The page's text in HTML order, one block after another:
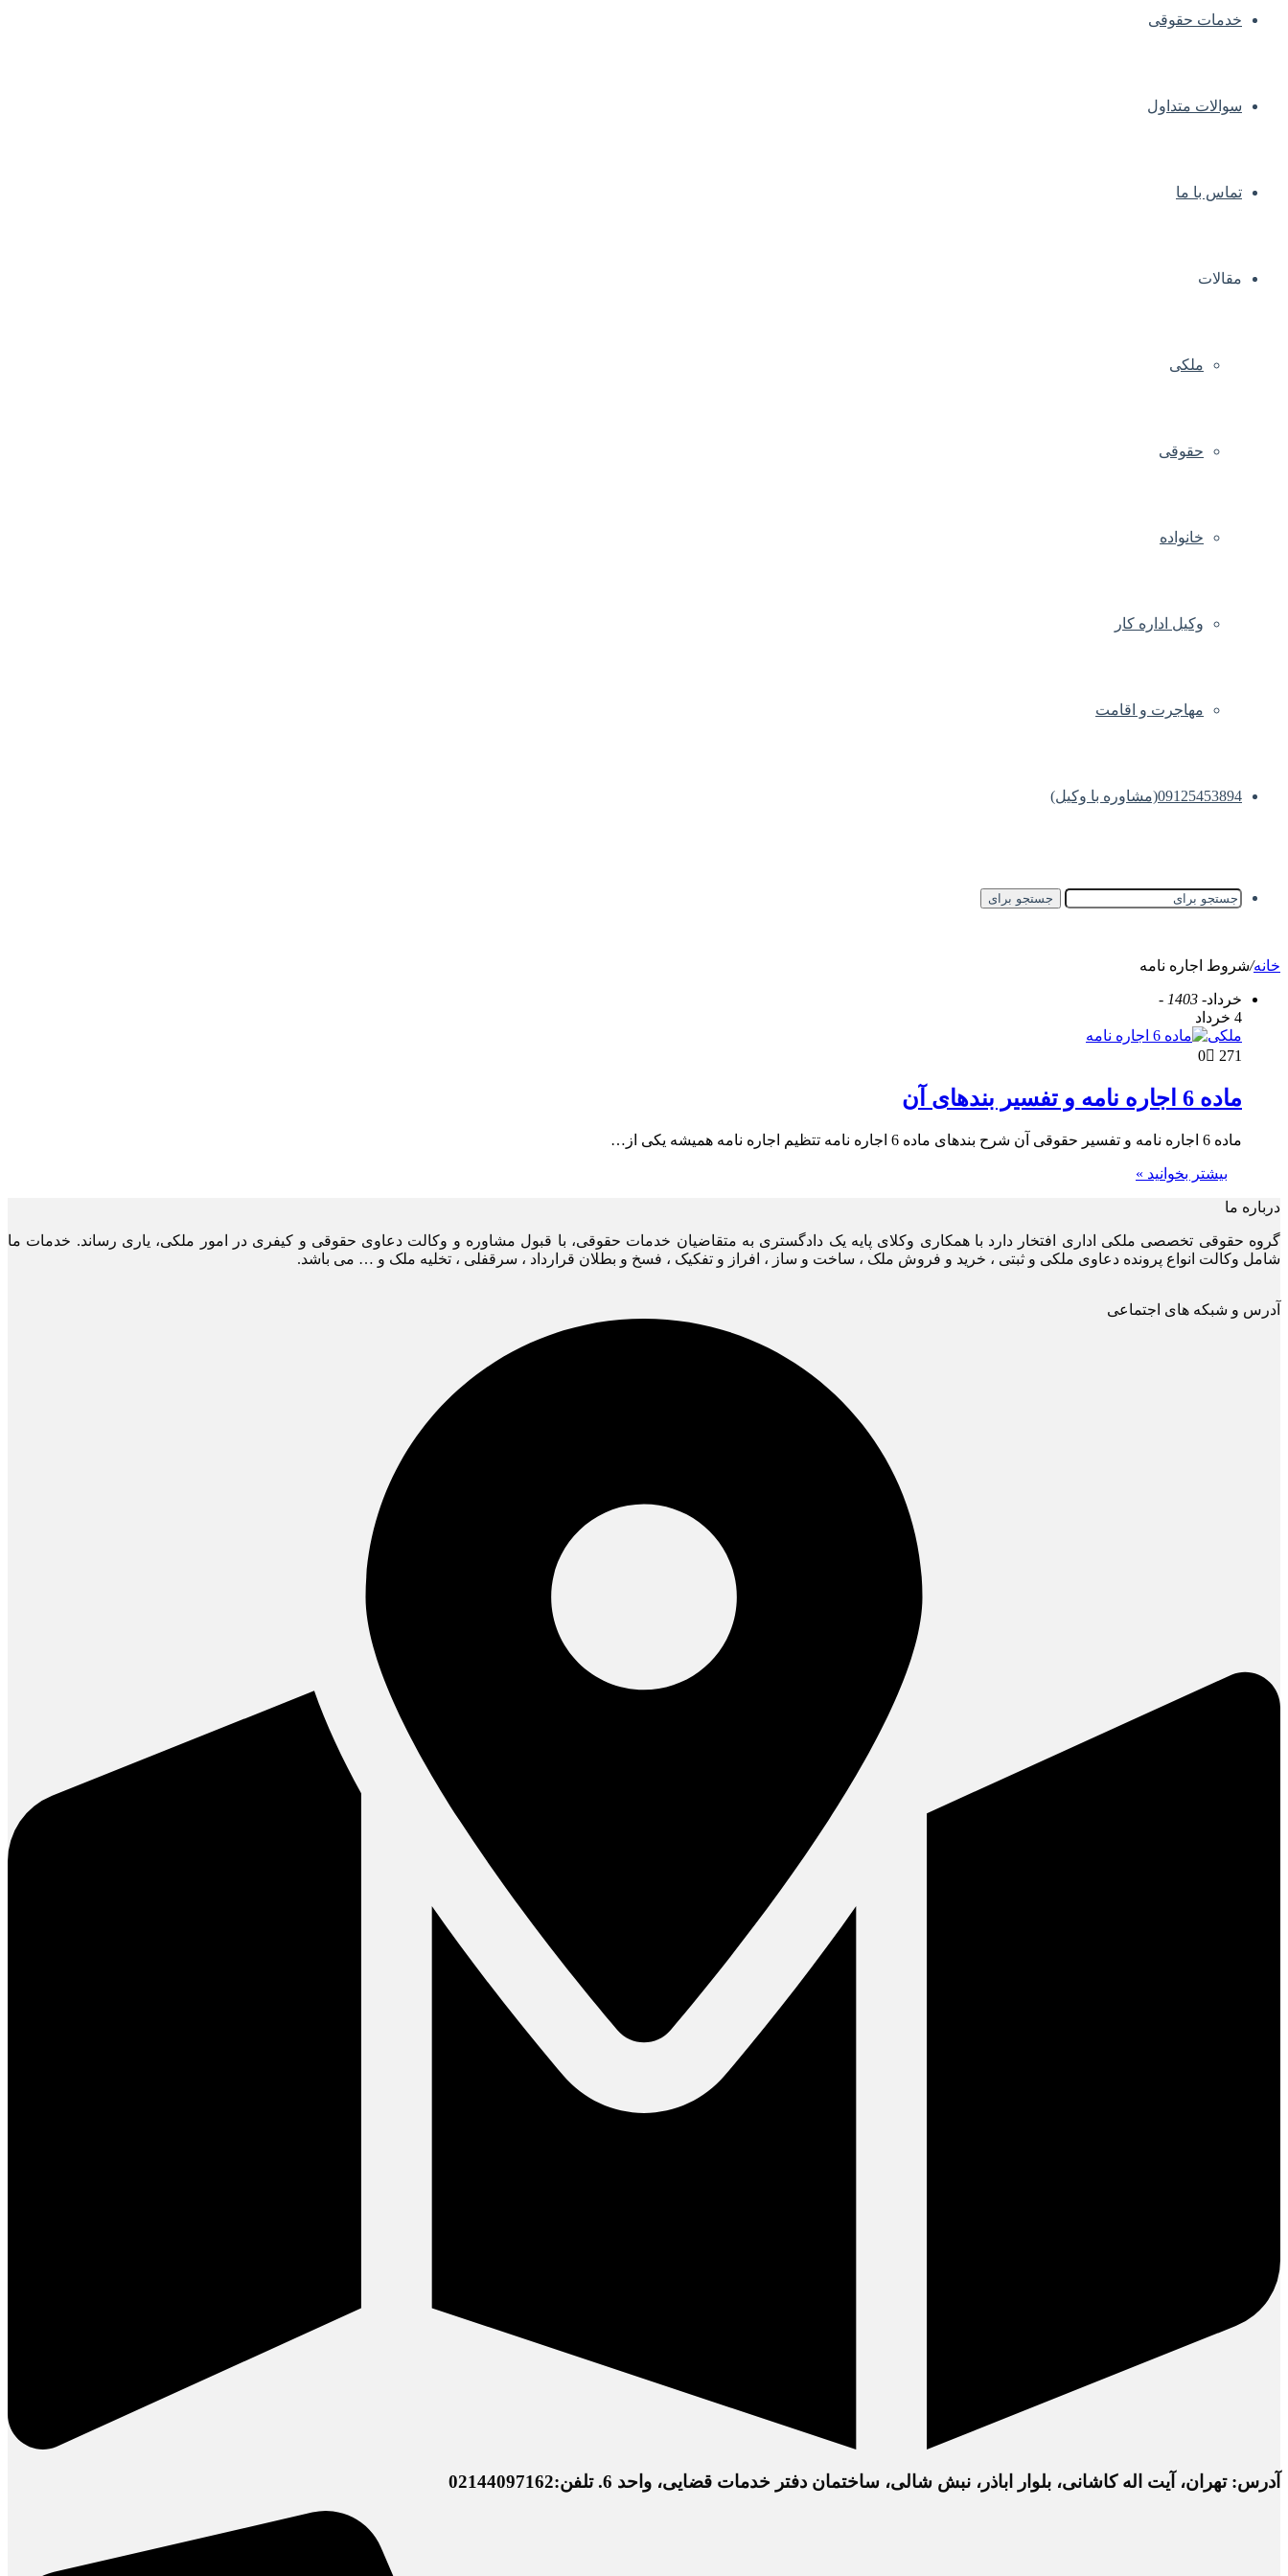
خدمات حقوقی
سوالات متداول
تماس با ما
مقالات
ملکی
حقوقی
خانواده
وکیل اداره کار
مهاجرت و اقامت
09125453894(مشاوره با وکیل)
جستجو برای
خانه/شروط اجاره نامه
خرداد- 1403 -
4 خرداد
ملکی
0
271
ماده 6 اجاره نامه و تفسیر بندهای آن
ماده 6 اجاره نامه و تفسیر حقوقی آن شرح بندهای ماده 6 اجاره نامه تتظیم اجاره نامه همیشه یکی از…
بیشتر بخوانید »
درباره ما
گروه حقوقی تخصصی ملکی اداری افتخار دارد با همکاری وکلای پایه یک دادگستری به متقاضیان خدمات حقوقی، با قبول مشاوره و وکالت دعاوی حقوقی و کیفری در امور ملکی، یاری رساند. خدمات ما
شامل وکالت انواع پرونده دعاوی ملکی و ثبتی ، خرید و فروش ملک ، ساخت و ساز ، افراز و تفکیک ، فسخ و بطلان قرارداد ، سرقفلی ، تخلیه ملک و … می باشد.
آدرس و شبکه های اجتماعی
آدرس: تهران، آیت اله کاشانی، بلوار اباذر، نبش شالی، ساختمان دفتر خدمات قضایی، واحد 6. تلفن:02144097162